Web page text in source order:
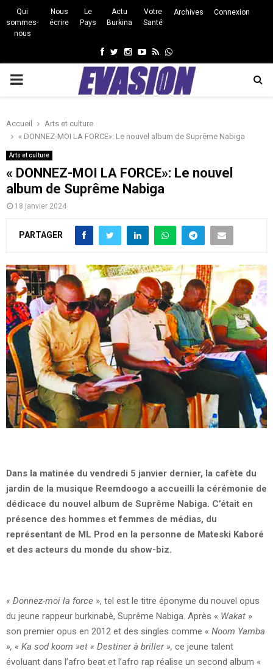
Qui
sommes-
nous
Nous
écrire
Le
Pays
Actu
Burkina
Votre
Santé
Archives Connexion
Facebook
Twitter
Instagram
Youtube
RssWhatsapp
PRIMARY
Accueil
Arts et culture
« DONNEZ-MOI LA FORCE»: Le nouvel album de Suprême Nabiga
Arts et culture
« DONNEZ-MOI LA FORCE»: Le nouvel
album de Suprême Nabiga
18 janvier 2024
PARTAGER
Dans la matinée du vendredi 5 janvier dernier, la cafète du
jardin de la musique Reemdoogo a accueilli la cérémonie de
dédicace du nouvel album de Suprême Nabiga. C’était en
présence des hommes et femmes de médias, du
représentant de ML Prod en la personne de Mateski Kaboré
et des acteurs du monde du show-biz.
« Donnez-moi la force », tel est le titre éponyme du nouvel opus
du jeune rappeur burkinabè, Suprême Nabiga. Après « Wakat »
son premier opus en 2012 et des singles comme « Noom Yamba
», « Ka sod koom »et « Destiner à briller », ce jeune talent
évoluant dans l’afro beat et l’afro rap réalise un second album «